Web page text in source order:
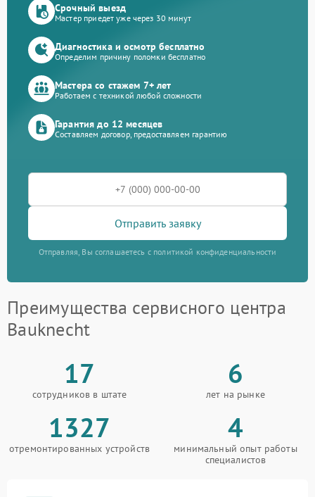
Срочный выезд
Мастер приедет уже через 30 минут
Диагностика и осмотр бесплатно
Определим причину поломки бесплатно
Мастера со стажем 7+ лет
Работаем с техникой любой сложности
Гарантия до 12 месяцев
Составляем договор, предоставляем гарантию
Отправить заявку
Отправляя, Вы соглашаетесь с политикой конфиденциальности
Преимущества сервисного центра
Bauknecht
17
сотрудников в штате
6
лет на рынке
1327
отремонтированных устройств
4
минимальный опыт работы
специалистов